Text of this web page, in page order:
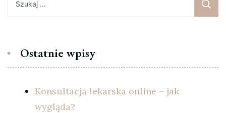
Ostatnie wpisy
Konsultacja lekarska online – jak
wygląda?